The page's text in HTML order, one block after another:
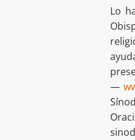
Lo
—